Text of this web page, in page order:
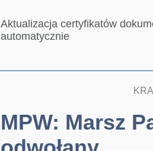
Aktualizacja certyfikatów
automatycznie
MPW: Marsz